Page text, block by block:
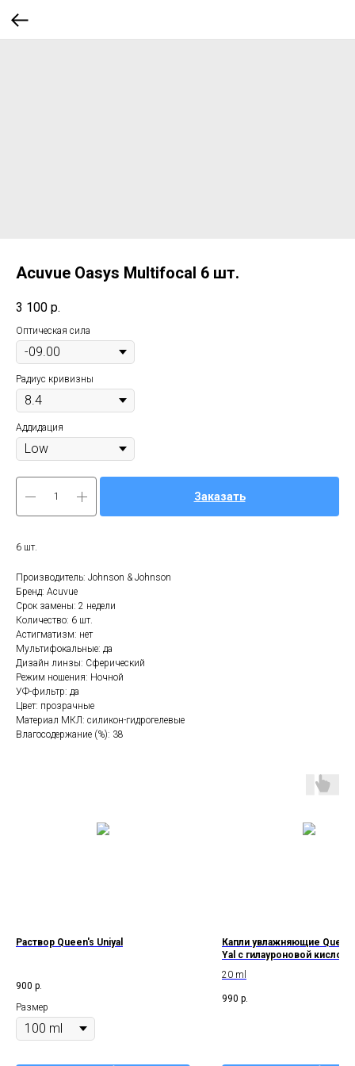
Acuvue Oasys Multifocal 6 шт.
3 100 р.
Оптическая сила
Радиус кривизны
Аддидация
Заказать
6 шт.
Производитель: Johnson & Johnson
Бренд: Acuvue
Срок замены: 2 недели
Количество: 6 шт.
Астигматизм: нет
Мультифокальные: да
Дизайн линзы: Сферический
Режим ношения: Ночной
УФ-фильтр: да
Цвет: прозрачные
Материал МКЛ: силикон-гидрогелевые
Влагосодержание (%): 38
Раствор Queen's Uniyal
900 р.
Размер
Капли увлажняющие
Yal с гилауроновой
20 ml
990 р.